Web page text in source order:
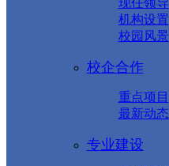
现任领导
机构设置
校园风景
校企合作
重点项目
最新动态
专业建设